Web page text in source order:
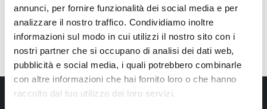
annunci, per fornire funzionalità dei social media e per
analizzare il nostro traffico. Condividiamo inoltre
informazioni sul modo in cui utilizzi il nostro sito con i
nostri partner che si occupano di analisi dei dati web,
pubblicità e social media, i quali potrebbero combinarle
con altre informazioni che hai fornito loro o che hanno
raccolto dal tuo utilizzo dei loro servizi.
Iscriviti alla newsletter Speedup